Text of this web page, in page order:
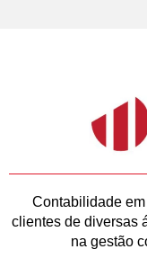
Contabilidade
clientes de diversas
na gestão